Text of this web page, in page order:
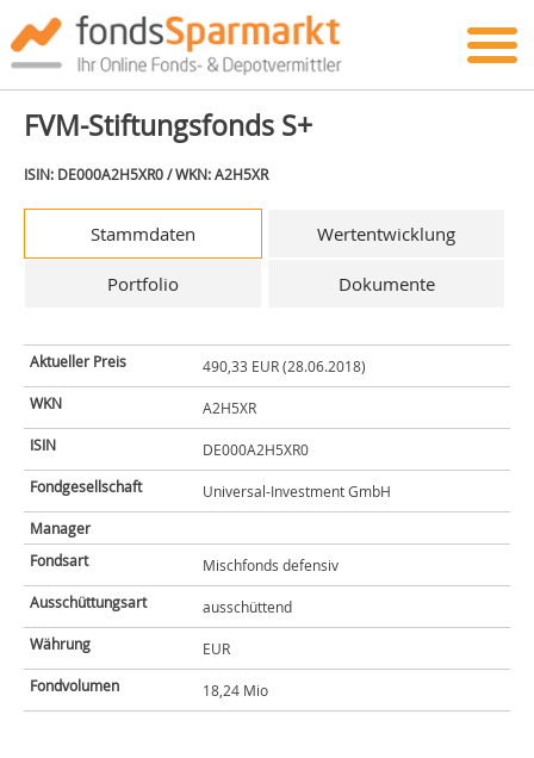
FVM-Stiftungsfonds S+
ISIN: DE000A2H5XR0 / WKN: A2H5XR
Stammdaten Wertentwicklung
Portfolio Dokumente
Aktueller Preis
490,33 EUR (28.06.2018)
WKN
A2H5XR
ISIN
DE000A2H5XR0
Fondgesellschaft
Universal-Investment GmbH
Manager
Fondsart
Mischfonds defensiv
Ausschüttungsart
ausschüttend
Währung
EUR
Fondvolumen
18,24 Mio